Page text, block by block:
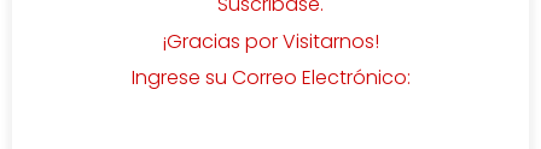
¡Gracias por Visitarnos!
Ingrese su Correo Electrónico: